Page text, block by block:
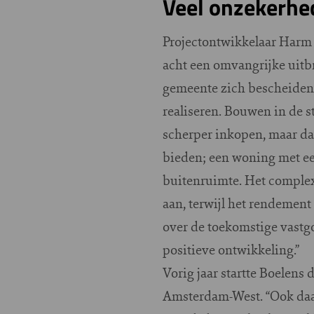
Veel
Projectontwikkelaar Harm
acht een omvangrijke
gemeente zich
realiseren. Bouwen in de
scherper inkopen, maar
bieden; een woning met
buitenruimte. Het
aan, terwijl het
over de toekomstige
positieve ontwikkeling.”
Vorig jaar startte
Amsterdam-West. “Ook